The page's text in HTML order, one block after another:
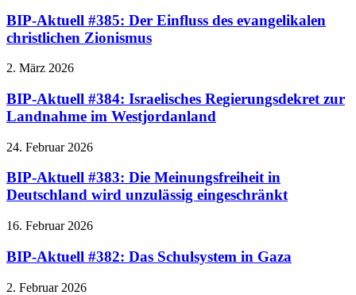
BIP-Aktuell #385: Der Einfluss des evangelikalen
christlichen Zionismus
2. März 2026
BIP-Aktuell #384: Israelisches Regierungsdekret zur
Landnahme im Westjordanland
24. Februar 2026
BIP-Aktuell #383: Die Meinungsfreiheit in
Deutschland wird unzulässig eingeschränkt
16. Februar 2026
BIP-Aktuell #382: Das Schulsystem in Gaza
2. Februar 2026